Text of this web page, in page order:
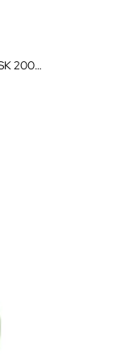
COLOR EXTEND MAGNETICS MEGAMASK 200ML